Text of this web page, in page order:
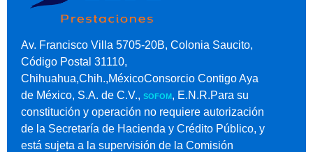
Av. Francisco Villa 5705-20B, Colonia Saucito,
Código Postal 31110,
Chihuahua,Chih.,MéxicoConsorcio Contigo Aya
de México, S.A. de C.V., SOFOM, E.N.R.Para su
constitución y operación no requiere autorización
de la Secretaría de Hacienda y Crédito Público, y
está sujeta a la supervisión de la Comisión